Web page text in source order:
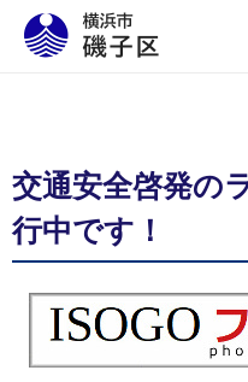
交通安全啓発の
行中です！